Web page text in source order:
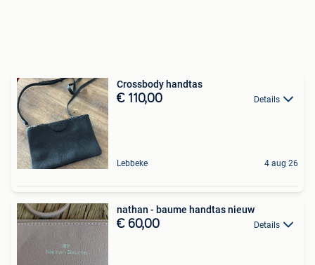
Crossbody handtas
€ 110,00 Details
Lebbeke 4 aug 26
nathan - baume handtas nieuw
€ 60,00 Details